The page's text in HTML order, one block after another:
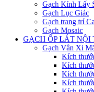
Gạch Kính Lấy
Gạch Lục Giác
Gạch trang trí
Gạch Mosaic
GẠCH ỐP LÁT NỘI
Gạch Vân Xi
Kích
Kích
Kích
Kích